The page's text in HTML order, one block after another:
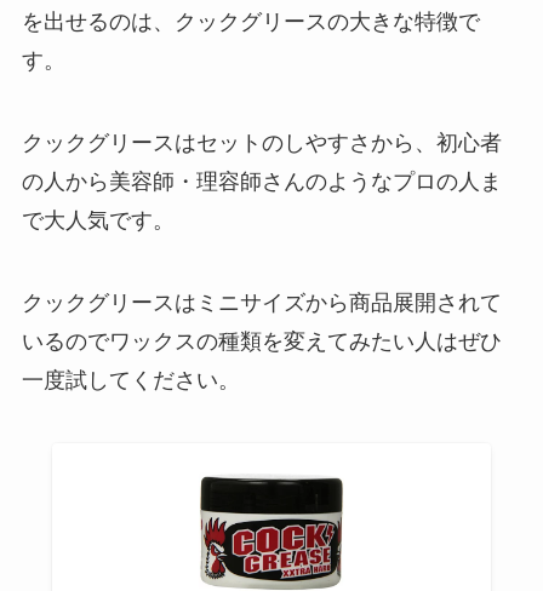
を出せるのは、クックグリースの大きな特徴で
す。
クックグリースはセットのしやすさから、初心者
の人から美容師・理容師さんのようなプロの人ま
で大人気です。
クックグリースはミニサイズから商品展開されて
いるのでワックスの種類を変えてみたい人はぜひ
一度試してください。